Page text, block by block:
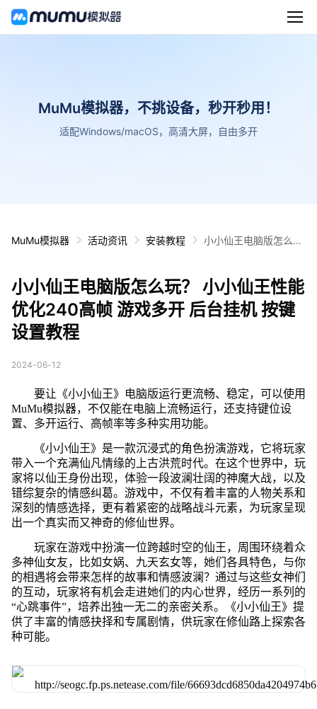
MuMu模拟器，不挑设备，秒开秒用！
适配Windows/macOS，高清大屏，自由多开
MuMu模拟器 活动资讯 安装教程
小小仙王电脑版怎么
台挂机 按键设置教程
小小仙王电脑版怎么玩？ 小小仙王性能
优化240高帧 游戏多开 后台挂机 按键
设置教程
2024-06-12
要让《小小仙王》电脑版运行更流畅、稳定，可以使用
MuMu模拟器，不仅能在电脑上流畅运行，还支持键位设
置、多开运行、高帧率等多种实用功能。
《小小仙王》是一款沉浸式的角色扮演游戏，它将玩家
带入一个充满仙凡情缘的上古洪荒时代。在这个世界中，玩
家将以仙王身份出现，体验一段波澜壮阔的神魔大战，以及
错综复杂的情感纠葛。游戏中，不仅有着丰富的人物关系和
深刻的情感选择，更有着紧密的战略战斗元素，为玩家呈现
出一个真实而又神奇的修仙世界。
玩家在游戏中扮演一位跨越时空的仙王，周围环绕着众
多神仙女友，比如女娲、九天玄女等，她们各具特色，与你
的相遇将会带来怎样的故事和情感波澜？通过与这些女神们
的互动，玩家将有机会走进她们的内心世界，经历一系列的
“心跳事件”，培养出独一无二的亲密关系。《小小仙王》提
供了丰富的情感抉择和专属剧情，供玩家在修仙路上探索各
种可能。